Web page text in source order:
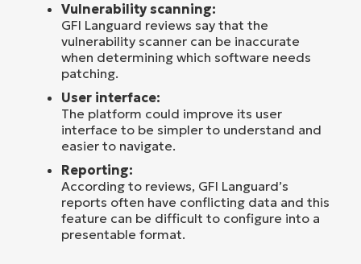
Vulnerability scanning:
GFI Languard reviews say that the
vulnerability scanner can be inaccurate
when determining which software needs
patching.
User interface:
The platform could improve its user
interface to be simpler to understand and
easier to navigate.
Reporting:
According to reviews, GFI Languard’s
reports often have conflicting data and this
feature can be difficult to configure into a
presentable format.